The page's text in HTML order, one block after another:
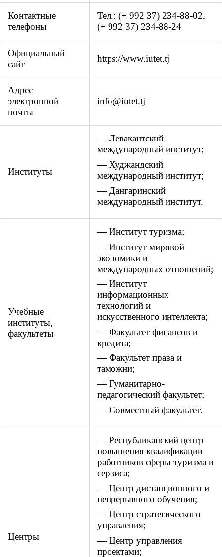
Контактные
телефоны
Тел.: (+ 992 37) 234-88-02,
(+ 992 37) 234-88-24
Официальный
сайт
https://www.iutet.tj
Адрес
электронной
почты
info@iutet.tj
Институты
— Левакантский
международный институт;
— Худжандский
международный институт;
— Дангаринский
международный институт.
Учебные
институты,
факультеты
— Институт туризма;
— Институт мировой
экономики и
международных отношений;
— Институт
информационных
технологий и
искусственного интеллекта;
— Факультет финансов и
кредита;
— Факультет права и
таможни;
— Гуманитарно-
педагогический факультет;
— Совместный факультет.
Центры
— Республиканский центр
повышения квалификации
работников сферы туризма и
сервиса;
— Центр дистанционного и
непрерывного обучения;
— Центр стратегического
управления;
— Центр управления
проектами;